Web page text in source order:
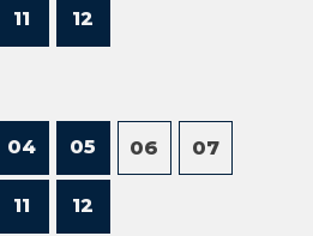
11 12
04 05 06 07
11 12